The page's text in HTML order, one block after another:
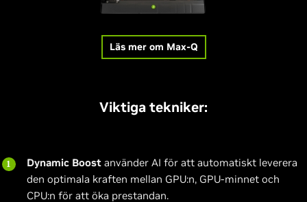
Läs mer om Max-Q
Viktiga tekniker:
Dynamic Boost använder AI för att automatiskt leverera
den optimala kraften mellan GPU:n, GPU-minnet och
CPU:n för att öka prestandan.